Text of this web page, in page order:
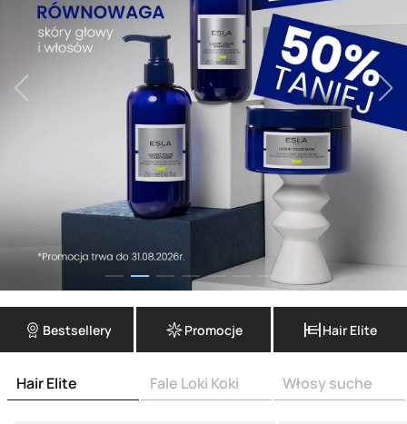
Bestsellery Promocje Hair Elite
Hair Elite Fale Loki Koki Włosy suche